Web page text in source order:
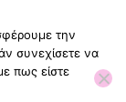
ενημερωμένοι!
την
συνεχίσετε να
πως είστε